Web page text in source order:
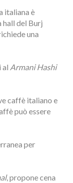
italiana è
hall del Burj
una
al Armani Hashi
caffè italiano e
può essere
per
, propone cena